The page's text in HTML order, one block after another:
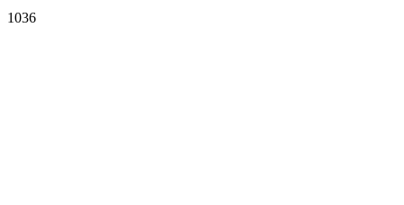
1036